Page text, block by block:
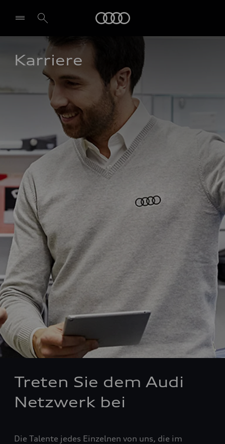
Karriere
Treten Sie dem Audi
Netzwerk bei
Die Talente jedes Einzelnen von uns, die im